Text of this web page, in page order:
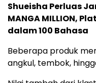
Shueisha Perluas
MANGA MILLION,
dalam 100 Bahasa
Beberapa produk
angkul, tembok,